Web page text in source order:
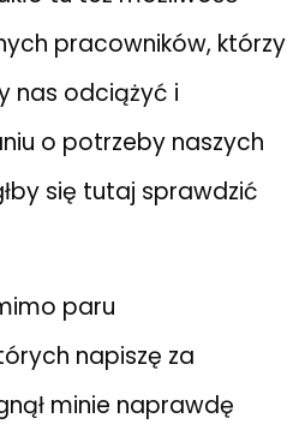
pracowników, którzy
nas odciążyć i
o potrzeby naszych
się tutaj sprawdzić
paru
napiszę za
minie naprawdę